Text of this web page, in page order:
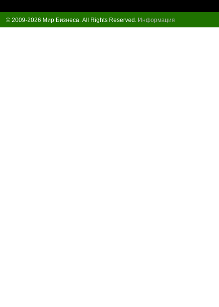
© 2009-2026 Мир Бизнеса. All Rights Reserved. Информация